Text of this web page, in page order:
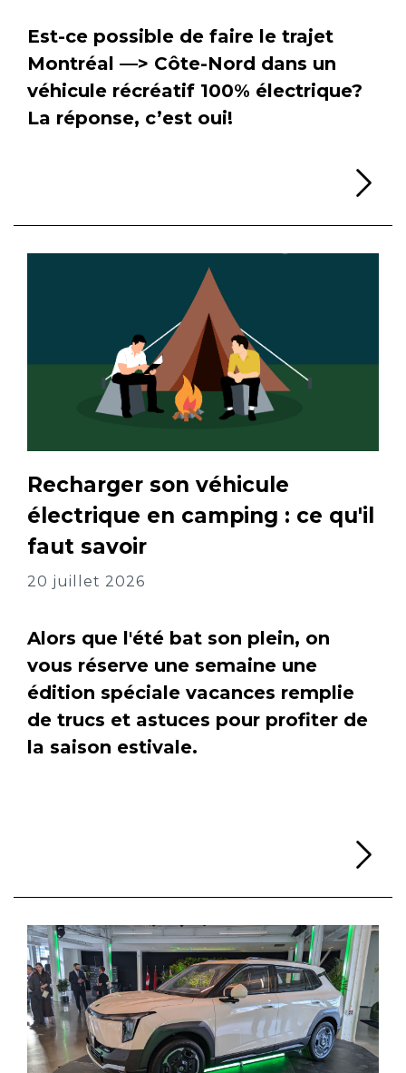
Est-ce possible de faire le trajet
Montréal —> Côte-Nord dans un
véhicule récréatif 100% électrique?
La réponse, c’est oui!
Recharger son véhicule
électrique en camping : ce qu'il
faut savoir
20 juillet 2026
Alors que l'été bat son plein, on
vous réserve une semaine une
édition spéciale vacances remplie
de trucs et astuces pour profiter de
la saison estivale.